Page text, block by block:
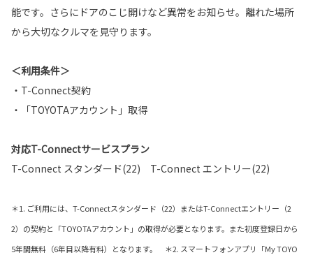
能です。さらにドアのこじ開けなど異常をお知らせ。離れた場所
から大切なクルマを見守ります。
＜利用条件＞
・T-Connect契約
・「TOYOTAアカウント」取得
対応T-Connectサービスプラン
T-Connect スタンダード(22) T-Connect エントリー(22)
＊1. ご利用には、T-Connectスタンダード（22）またはT-Connectエントリー（2
2）の契約と「TOYOTAアカウント」の取得が必要となります。また初度登録日から
5年間無料（6年目以降有料）となります。 ＊2. スマートフォンアプリ「My TOYO